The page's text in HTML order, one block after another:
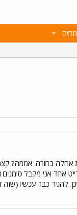
בחורה. אממה? קצת
אחד אני מקבל
להגיד כבר עכשיו